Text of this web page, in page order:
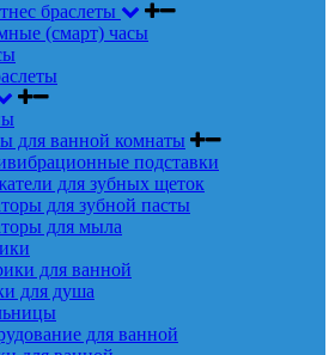
браслеты
(смарт) часы
для ванной комнаты
подставки
для зубных щеток
для зубной пасты
для мыла
для ванной
для душа
для ванной